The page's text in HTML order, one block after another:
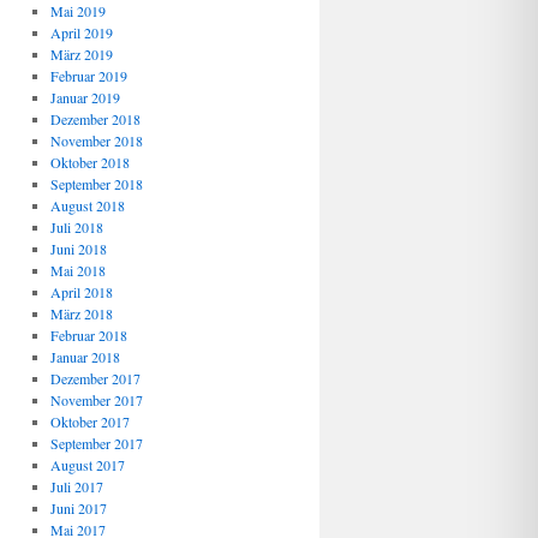
Mai 2019
April 2019
März 2019
Februar 2019
Januar 2019
Dezember 2018
November 2018
Oktober 2018
September 2018
August 2018
Juli 2018
Juni 2018
Mai 2018
April 2018
März 2018
Februar 2018
Januar 2018
Dezember 2017
November 2017
Oktober 2017
September 2017
August 2017
Juli 2017
Juni 2017
Mai 2017